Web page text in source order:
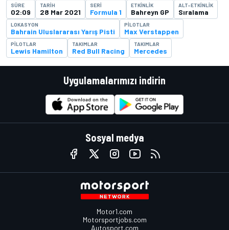
SÜRE
02:09
TARIH
28 Mar 2021
SERI
Formula 1
ETKINLIK
Bahreyn GP
ALT-ETKINLIK
Sıralama
LOKASYON
Bahrain Uluslararası Yarış Pisti
PILOTLAR
Max Verstappen
PILOTLAR
Lewis Hamilton
TAKIMLAR
Red Bull Racing
TAKIMLAR
Mercedes
Uygulamalarımızı indirin
Sosyal medya
Motor1.com
Motorsportjobs.com
Autosport.com